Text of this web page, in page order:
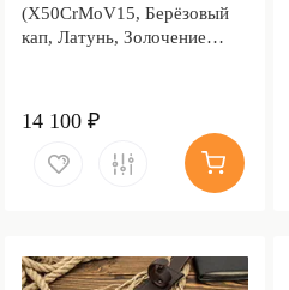
(X50CrMoV15, Берёзовый
кап, Латунь, Золочение
14 100 ₽